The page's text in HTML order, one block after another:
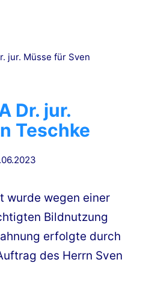
jur. Müsse für Sven
Dr. jur.
Teschke
wurde wegen einer
Bildnutzung
erfolgte durch
des Herrn Sven